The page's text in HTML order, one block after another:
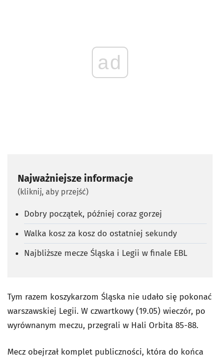
ad
Najważniejsze informacje
(kliknij, aby przejść)
Dobry początek, później coraz gorzej
Walka kosz za kosz do ostatniej sekundy
Najbliższe mecze Śląska i Legii w finale EBL
Tym razem koszykarzom Śląska nie udało się pokonać
warszawskiej Legii. W czwartkowy (19.05) wieczór, po
wyrównanym meczu, przegrali w Hali Orbita 85-88.
Mecz obejrzał komplet publiczności, która do końca